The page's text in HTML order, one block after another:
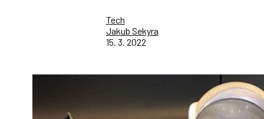
Tech
Jakub Sekyra
15. 3. 2022